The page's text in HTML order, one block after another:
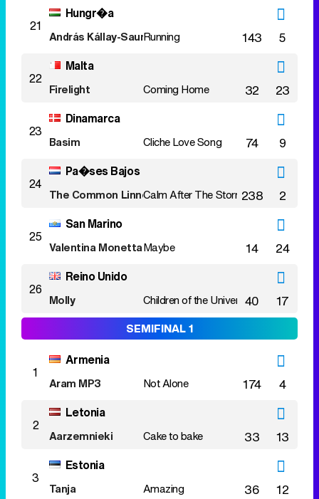
21
Hungr�a
András Kállay-Saunders
Running 143 5
22
Malta
Firelight Coming Home 32 23
23
Dinamarca
Basim Cliche Love Song 74 9
24
Pa�ses Bajos
The Common LinnetsCalm After The Storm238 2
25
San Marino
Valentina MonettaMaybe 14 24
26
Reino Unido
Molly Children of the Universe40 17
SEMIFINAL 1
1
Armenia
Aram MP3 Not Alone 174 4
2
Letonia
Aarzemnieki Cake to bake 33 13
3
Estonia
Tanja Amazing 36 12